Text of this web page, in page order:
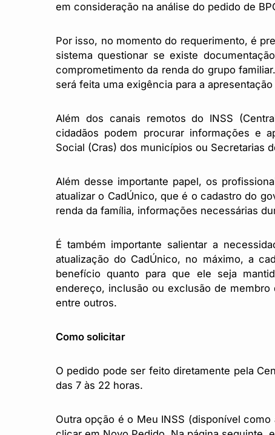
em consideração na análise do pedido de
Por isso, no momento do requerimento, é
sistema questionar se existe
comprometimento da renda do grupo
será feita uma exigência para a
Além dos canais remotos do INSS
cidadãos podem procurar informações e
Social (Cras) dos municípios ou Secretarias
Além desse importante papel, os
atualizar o CadÚnico, que é o cadastro do
renda da família, informações necessárias
É também importante salientar a
atualização do CadÚnico, no máximo, a
benefício quanto para que ele seja
endereço, inclusão ou exclusão de
entre outros.
Como solicitar
O pedido pode ser feito diretamente pela
das 7 às 22 horas.
Outra opção é o Meu INSS (disponível